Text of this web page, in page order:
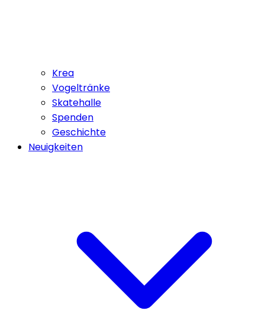
Krea
Vogeltränke
Skatehalle
Spenden
Geschichte
Neuigkeiten